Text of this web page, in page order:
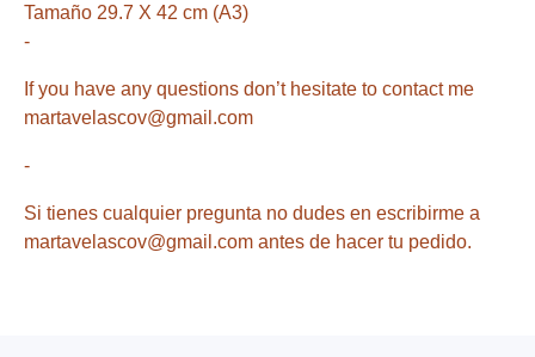
Tamaño 29.7 X 42 cm (A3)
-
If you have any questions don’t hesitate to contact me
martavelascov@gmail.com
-
Si tienes cualquier pregunta no dudes en escribirme a
martavelascov@gmail.com antes de hacer tu pedido.